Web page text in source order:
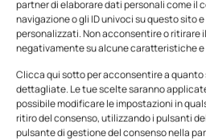
partner di elaborare dati personali come il
navigazione o gli ID univoci su questo sito
personalizzati. Non acconsentire o ritirare
negativamente su alcune caratteristiche e
Clicca qui sotto per acconsentire a quanto
dettagliate. Le tue scelte saranno
possibile modificare le impostazioni in
ritiro del consenso, utilizzando i pulsanti
pulsante di gestione del consenso nella
SFOGLIA LA RIVISTA